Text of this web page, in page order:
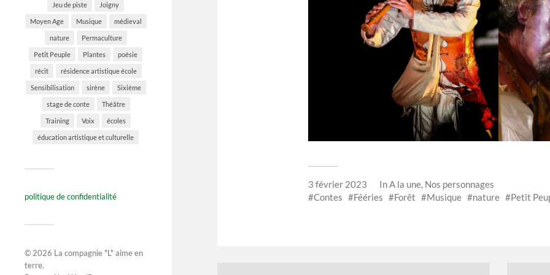
Jeu de piste Joigny
Moyen Age Musique médieval
nature Permaculture
Petit Peuple Plantes poésie
récit résidence artistique école
Sensibilisation sirène Sixième
stage de conte Théâtre
Training Voix écoles
éducation artistique et culturelle
politique de confidentialité
© 2026 La compagnie "L" aime en
terre.
3 février 2023 InA la une, Nos personnages
Contes
Fééries Forêt Musique nature Petit